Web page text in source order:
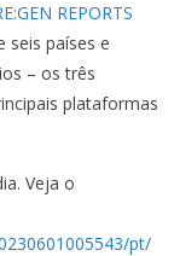
REPORTS
seis países e
– os três
plataformas
Veja o
pt/